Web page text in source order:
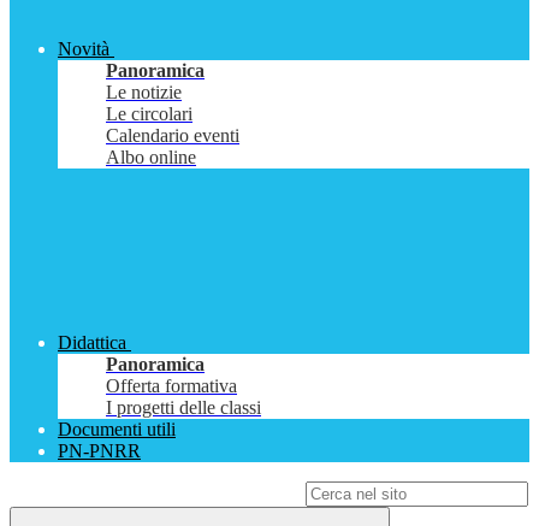
Novità
Panoramica
Le notizie
Le circolari
Calendario eventi
Albo online
Didattica
Panoramica
Offerta formativa
I progetti delle classi
Documenti utili
PN-PNRR